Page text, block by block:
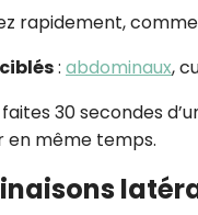
rapidement,
: abdominaux,
faites 30 secondes
en même temps.